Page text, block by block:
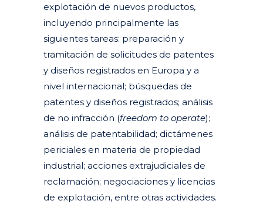
explotación de nuevos productos,
incluyendo principalmente las
siguientes tareas: preparación y
tramitación de solicitudes de patentes
y diseños registrados en Europa y a
nivel internacional; búsquedas de
patentes y diseños registrados; análisis
de no infracción (freedom to operate);
análisis de patentabilidad; dictámenes
periciales en materia de propiedad
industrial; acciones extrajudiciales de
reclamación; negociaciones y licencias
de explotación, entre otras actividades.